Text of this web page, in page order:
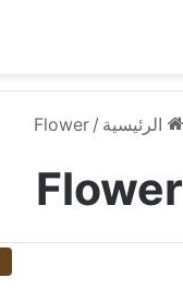
الرئيسية /
Flower
Flower